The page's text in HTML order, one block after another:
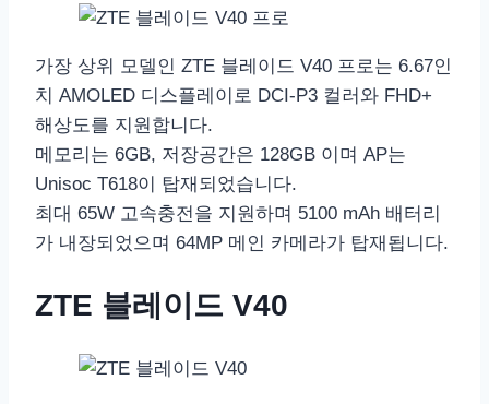
가장 상위 모델인 ZTE 블레이드 V40 프로는 6.67인
치 AMOLED 디스플레이로 DCI-P3 컬러와 FHD+
해상도를 지원합니다.
메모리는 6GB, 저장공간은 128GB 이며 AP는
Unisoc T618이 탑재되었습니다.
최대 65W 고속충전을 지원하며 5100 mAh 배터리
가 내장되었으며 64MP 메인 카메라가 탑재됩니다.
ZTE 블레이드 V40